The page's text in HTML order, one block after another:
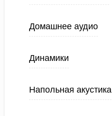
Домашнее аудио
Динамики
Напольная акустика